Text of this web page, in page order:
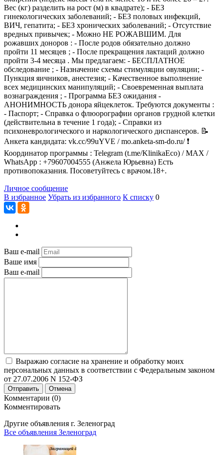
Вес (кг) разделить на рост (м) в квадрате); - БЕЗ
гинекологических заболеваний; - БЕЗ половых инфекций,
ВИЧ, гепатита; - БЕЗ хронических заболеваний; - Отсутствие
вредных привычек; - Можно НЕ РОЖАВШИМ. Для
рожавших доноров : - После родов обязательно должно
пройти 11 месяцев ; - После прекращения лактаций должно
пройти 3-4 месяца . Мы предлагаем: - БЕСПЛАТНОЕ
обследование ; - Назначение схемы стимуляции овуляции; -
Пункция яичников, анестезия; - Качественное выполнение
всех медицинских манипуляций; - Своевременная выплата
вознаграждения ; - Программа БЕЗ ожидания -
АНОНИМНОСТЬ донора яйцеклеток. Требуются документы :
- Паспорт; - Справка о флюорографии органов грудной клетки
(действительна в течение 1 года); - Справки из
психоневрологического и наркологического диспансеров. 📝
Анкета кандидата: vk.cc/99uYVE / mo.anketa-sm-do.ru/ ❗
Координатор программы : Telegram (t.me/KlinikaEco) / MAX /
WhatsApp : +79607004555 (Анжела Юрьевна) Есть
противопоказания. Посоветуйтесь с врачом.18+.
Личное сообщение
В избранное Убрать из избранного К списку 0
Ваш e-mail
Ваше имя
Ваш e-mail
Выражаю согласие на хранение и обработку моих
персональных данных в соответствии с Федеральным законом
от 27.07.2006 N 152-ФЗ
Отправить Отмена
Комментарии (0)
Комментировать
Другие объявления г. Зеленоград
Все объявления Зеленоград